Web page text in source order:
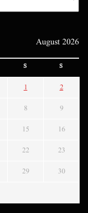
August 2026
S S
1 2
8 9
15 16
22 23
29 30